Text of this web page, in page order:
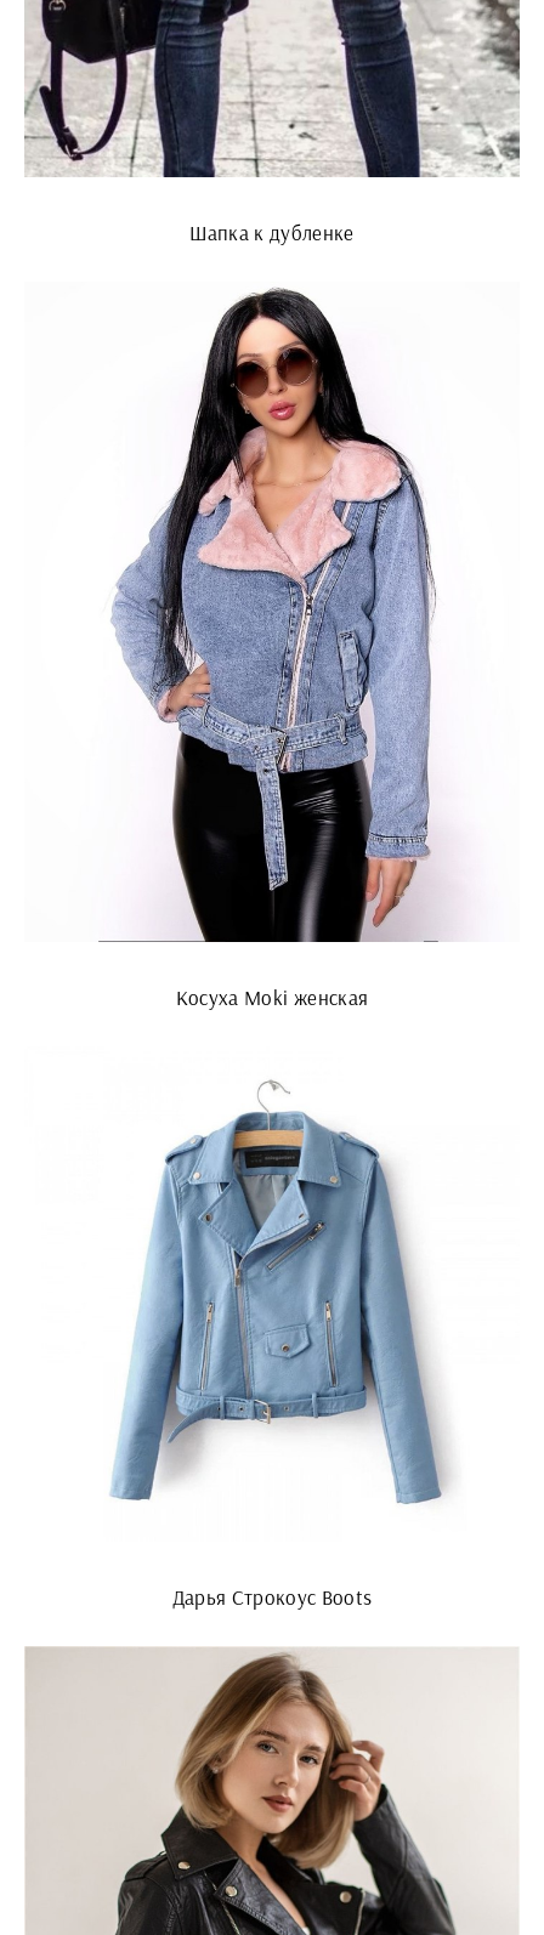
Шапка к дубленке
Косуха Moki женская
Дарья Строкоус Boots